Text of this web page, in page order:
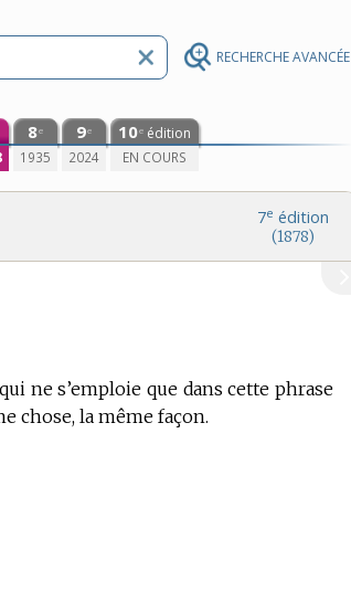
RECHERCHE AVANCÉE
8e
1935
9e
2024
10e édition
EN COURS
7e édition
(1878)
ne s’emploie que dans cette phrase
chose, la même façon.